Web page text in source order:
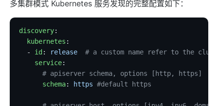
证书
批处理器
压力测试
安装依赖
APISIX 变量
Running APISIX in AWS with AWS CDK
多集群模式 Kubernetes 服务发现的完整配置如下：
discovery:
  kubernetes
:
  -
id : release
# a custom name refer to the
    service
:
      # apiserver schema, options [http, https]
      schema
: https #default https